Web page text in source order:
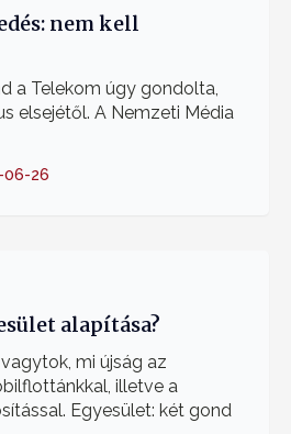
nem kell
a Telekom úgy gondolta,
elsejétől. A Nemzeti Média
06-26
alapítása?
mi újság az
illetve a
Egyesület: két gond